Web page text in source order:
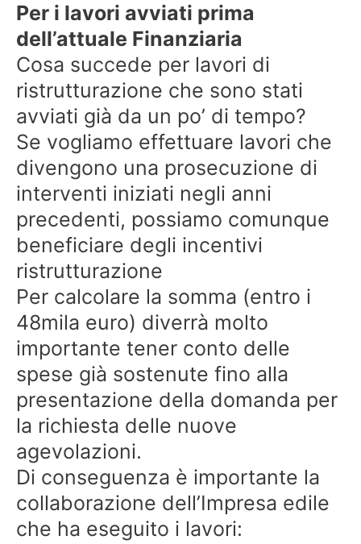
Per i lavori avviati prima
dell’attuale Finanziaria
Cosa succede per lavori di
ristrutturazione che sono stati
avviati già da un po’ di tempo?
Se vogliamo effettuare lavori che
divengono una prosecuzione di
interventi iniziati negli anni
precedenti, possiamo comunque
beneficiare degli incentivi
ristrutturazione
Per calcolare la somma (entro i
48mila euro) diverrà molto
importante tener conto delle
spese già sostenute fino alla
presentazione della domanda per
la richiesta delle nuove
agevolazioni.
Di conseguenza è importante la
collaborazione dell’Impresa edile
che ha eseguito i lavori: